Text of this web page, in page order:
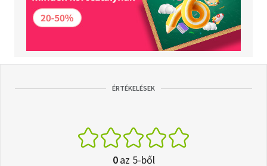
ÉRTÉKELÉSEK
0az 5-ből